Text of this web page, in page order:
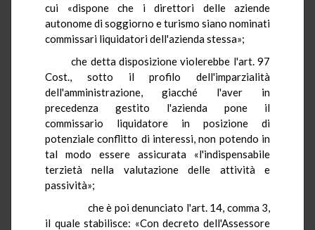
cui «dispone che i direttori delle aziende
autonome di soggiorno e turismo siano nominati
commissari liquidatori dell'azienda stessa»;
che detta disposizione violerebbe l'art. 97
Cost., sotto il profilo dell'imparzialità
dell'amministrazione, giacché l'aver in
precedenza gestito l'azienda pone il
commissario liquidatore in posizione di
potenziale conflitto di interessi, non potendo in
tal modo essere assicurata «l'indispensabile
terzietà nella valutazione delle attività e
passività»;
che è poi denunciato l'art. 14, comma 3,
il quale stabilisce: «Con decreto dell'Assessore